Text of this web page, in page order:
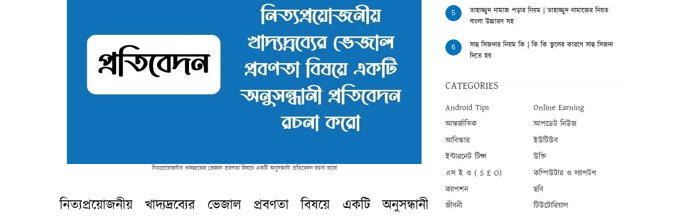
নিত্যপ্রয়োজনীয় খাদ্যদ্রব্যের ভেজাল প্রবণতা বিষয়ে একটি অনুসন্ধানী প্রতিবেদন রচনা করো
নিত্যপ্রয়োজনীয় খাদ্যদ্রব্যের ভেজাল প্রবণতা বিষয়ে একটি অনুসন্ধানী
5
তাহাজ্জুদ নামাজ পড়ার নিয়ম | তাহাজ্জুদ নামাজের নিয়ত
বাংলা উচ্চারণ সহ
6
সাহু সিজদার নিয়ম কি | কি কি ভুলের কারণে সাহু সিজদা
দিতে হয়
CATEGORIES
Android Tips
Online Earning
আন্তর্জাতিক
আপডেট নিউজ
আবিস্কার
ইউটিউব
ইন্টারনেট টিপ্স
উক্তি
এস ই ও ( S E O)
কম্পিউটার ও ল্যাপটপ
ক্যাপশন
ছবি
জীবনী
টিউটোরিয়াল